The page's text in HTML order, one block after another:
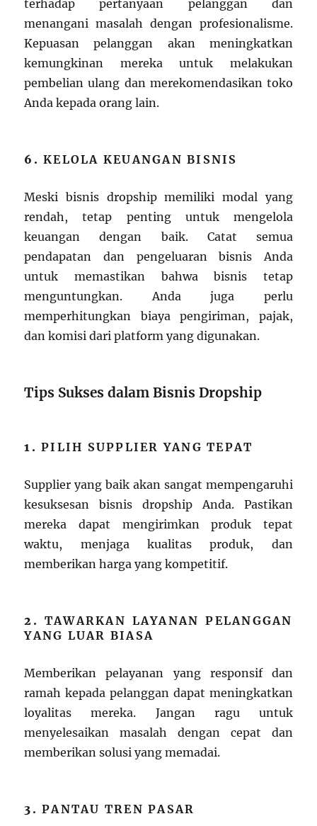
terhadap pertanyaan pelanggan dan
menangani masalah dengan profesionalisme.
Kepuasan pelanggan akan meningkatkan
kemungkinan mereka untuk melakukan
pembelian ulang dan merekomendasikan toko
Anda kepada orang lain.
6.KELOLA KEUANGAN BISNIS
Meski bisnis dropship memiliki modal yang
rendah, tetap penting untuk mengelola
keuangan dengan baik. Catat semua
pendapatan dan pengeluaran bisnis Anda
untuk memastikan bahwa bisnis tetap
menguntungkan. Anda juga perlu
memperhitungkan biaya pengiriman, pajak,
dan komisi dari platform yang digunakan.
Tips Sukses dalam Bisnis Dropship
1.PILIH SUPPLIER YANG TEPAT
Supplier yang baik akan sangat mempengaruhi
kesuksesan bisnis dropship Anda. Pastikan
mereka dapat mengirimkan produk tepat
waktu, menjaga kualitas produk, dan
memberikan harga yang kompetitif.
2. TAWARKAN LAYANAN PELANGGAN
YANG LUAR BIASA
Memberikan pelayanan yang responsif dan
ramah kepada pelanggan dapat meningkatkan
loyalitas mereka. Jangan ragu untuk
menyelesaikan masalah dengan cepat dan
memberikan solusi yang memadai.
3.PANTAU TREN PASAR